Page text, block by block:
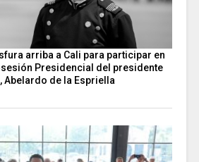
arriba a Cali para participar en
Presidencial del presidente
Abelardo de la Espriella